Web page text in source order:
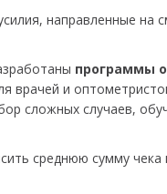
направленные на
программы
врачей и
сложных случаев,
среднюю сумму чека